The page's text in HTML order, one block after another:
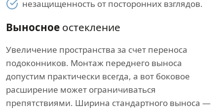
незащищенность от посторонних взглядов.
Выносное остекление
Увеличение пространства за счет переноса
подоконников. Монтаж переднего выноса
допустим практически всегда, а вот боковое
расширение может ограничиваться
препятствиями. Ширина стандартного выноса —